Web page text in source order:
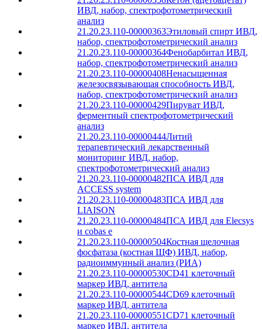
ИВД, набор, спектрофотометрический
анализ
21.20.23.110-00000363Этиловый спирт ИВД,
набор, спектрофотометрический анализ
21.20.23.110-00000364Фенобарбитал ИВД,
набор, спектрофотометрический анализ
21.20.23.110-00000408Ненасыщенная
железосвязывающая способность ИВД,
набор, спектрофотометрический анализ
21.20.23.110-00000429Пируват ИВД,
ферментный спектрофотометрический
анализ
21.20.23.110-00000444Литий
терапевтический лекарственный
мониторинг ИВД, набор,
спектрофотометрический анализ
21.20.23.110-00000482ПСА ИВД для
ACCESS system
21.20.23.110-00000483ПСА ИВД для
LIAISON
21.20.23.110-00000484ПСА ИВД для Elecsys
и cobas е
21.20.23.110-00000504Костная щелочная
фосфатаза (костная ЩФ) ИВД, набор,
радиоиммунный анализ (РИА)
21.20.23.110-00000530CD41 клеточный
маркер ИВД, антитела
21.20.23.110-00000544CD69 клеточный
маркер ИВД, антитела
21.20.23.110-00000551CD71 клеточный
маркер ИВД, антитела